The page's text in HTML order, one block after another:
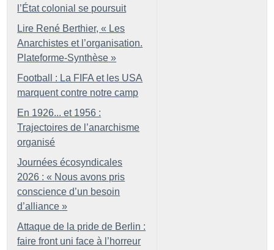
l’État colonial se poursuit
Lire René Berthier, « Les
Anarchistes et l’organisation.
Plateforme-Synthèse »
Football : La FIFA et les USA
marquent contre notre camp
En 1926... et 1956 :
Trajectoires de l’anarchisme
organisé
Journées écosyndicales
2026 : « Nous avons pris
conscience d’un besoin
d’alliance »
Attaque de la pride de Berlin :
faire front uni face à l’horreur